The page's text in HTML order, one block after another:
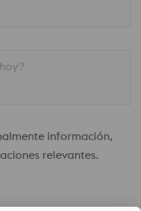
información,
relevantes.